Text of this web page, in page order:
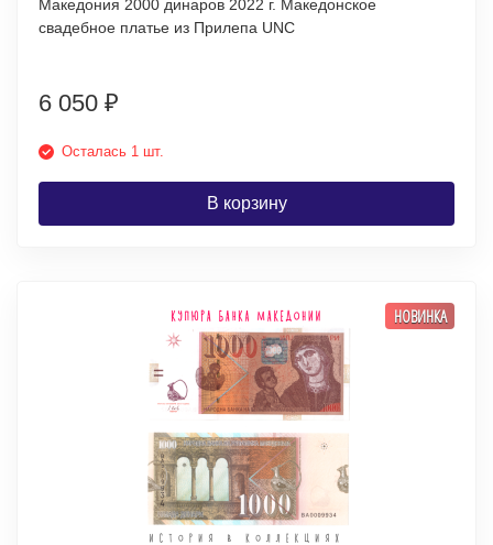
Македония 2000 динаров 2022 г. Македонское
свадебное платье из Прилепа UNC
6 050 ₽
Осталась 1 шт.
В корзину
НОВИНКА